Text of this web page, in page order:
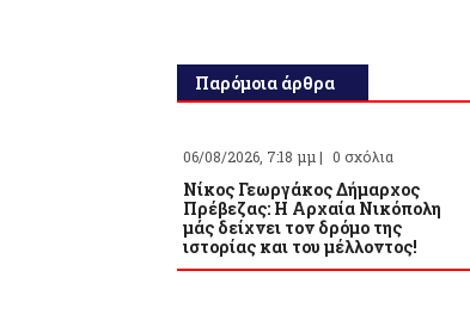
Παρόμοια άρθρα
06/08/2026, 7:18 μμ | 0 σχόλια
Νίκος Γεωργάκος Δήμαρχος
Πρέβεζας: Η Αρχαία Νικόπολη
μάς δείχνει τον δρόμο της
ιστορίας και του μέλλοντος!